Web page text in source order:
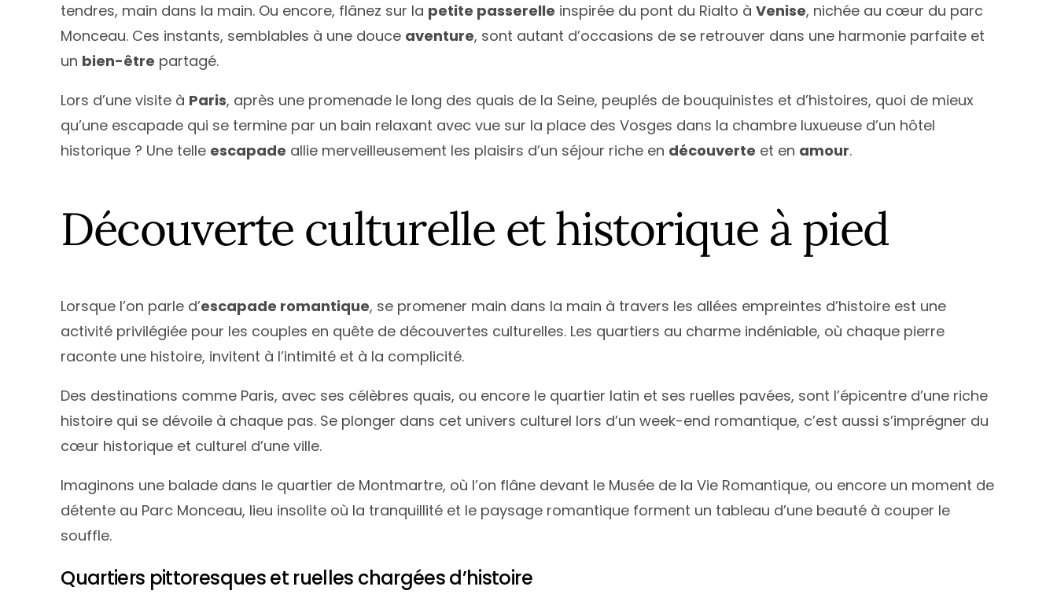
tendres, main dans la main. Ou encore, flânez sur la petite passerelle inspirée du pont du Rialto àVenise, nichée au cœur du parc
Monceau. Ces instants, semblables à une douce aventure, sont autant d’occasions de se retrouver dans une harmonie parfaite et
un bien-être partagé.
Lors d’une visite à Paris, après une promenade le long des quais de la Seine, peuplés de bouquinistes et d’histoires, quoi de mieux
qu’une escapade qui se termine par un bain relaxant avec vue sur la place des Vosges dans la chambre luxueuse d’un hôtel
historique ? Une telle escapade allie merveilleusement les plaisirs d’un séjour riche en découverte et en amour.
Découverte culturelle et historique à pied
Lorsque l’on parle d’escapade romantique, se promener main dans la main à travers les allées empreintes d’histoire est une
activité privilégiée pour les couples en quête de découvertes culturelles. Les quartiers au charme indéniable, où chaque pierre
raconte une histoire, invitent à l’intimité et à la complicité.
Des destinations comme Paris, avec ses célèbres quais, ou encore le quartier latin et ses ruelles pavées, sont l’épicentre d’une riche
histoire qui se dévoile à chaque pas. Se plonger dans cet univers culturel lors d’un week-end romantique, c’est aussi s’imprégner du
cœur historique et culturel d’une ville.
Imaginons une balade dans le quartier de Montmartre, où l’on flâne devant le Musée de la Vie Romantique, ou encore un moment de
détente au Parc Monceau, lieu insolite où la tranquillité et le paysage romantique forment un tableau d’une beauté à couper le
souffle.
Quartiers pittoresques et ruelles chargées d’histoire